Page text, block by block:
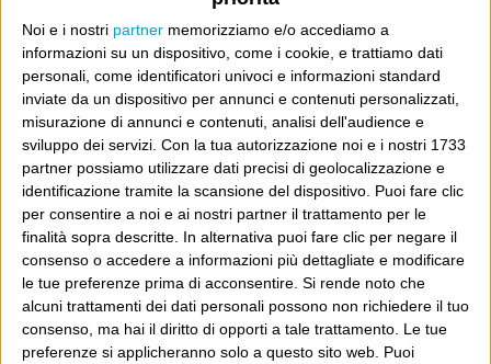
Noi e i nostri partner memorizziamo e/o accediamo a
informazioni su un dispositivo, come i cookie, e trattiamo dati
personali, come identificatori univoci e informazioni standard
inviate da un dispositivo per annunci e contenuti personalizzati,
misurazione di annunci e contenuti, analisi dell'audience e
sviluppo dei servizi. Con la tua autorizzazione noi e i nostri 1733
partner possiamo utilizzare dati precisi di geolocalizzazione e
identificazione tramite la scansione del dispositivo. Puoi fare clic
per consentire a noi e ai nostri partner il trattamento per le
finalità sopra descritte. In alternativa puoi fare clic per negare il
consenso o accedere a informazioni più dettagliate e modificare
le tue preferenze prima di acconsentire. Si rende noto che
alcuni trattamenti dei dati personali possono non richiedere il tuo
consenso, ma hai il diritto di opporti a tale trattamento. Le tue
preferenze si applicheranno solo a questo sito web. Puoi
Poi il Post è cresciuto ed è diventato anche altro:
un progetto giornalistico che prosegue da oltre 16
anni, grazie a chi lo scopre, lo apprezza e lo
consiglia in giro.
Leggi il Post, magari ti piace
Luca Sofri Wittgenstein Condor